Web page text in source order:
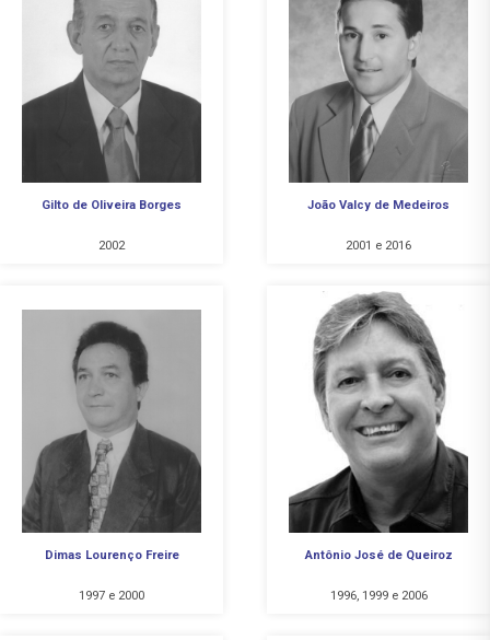
Gilto de Oliveira Borges
2002
João Valcy de Medeiros
2001 e 2016
Dimas Lourenço Freire
1997 e 2000
Antônio José de Queiroz
1996, 1999 e 2006